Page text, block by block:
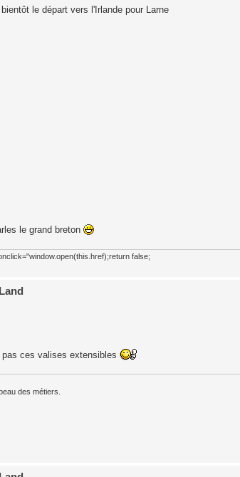
le départ vers l'Irlande pour Larne
le grand breton
false;
ces valises extensibles
des métiers.